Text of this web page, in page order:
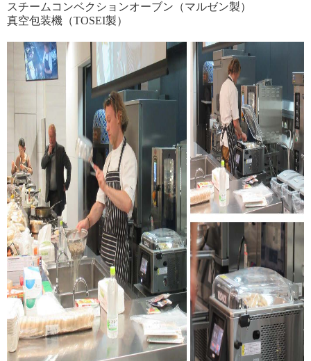
スチームコンベクションオーブン（マルゼン製）
真空包装機（TOSEI製）